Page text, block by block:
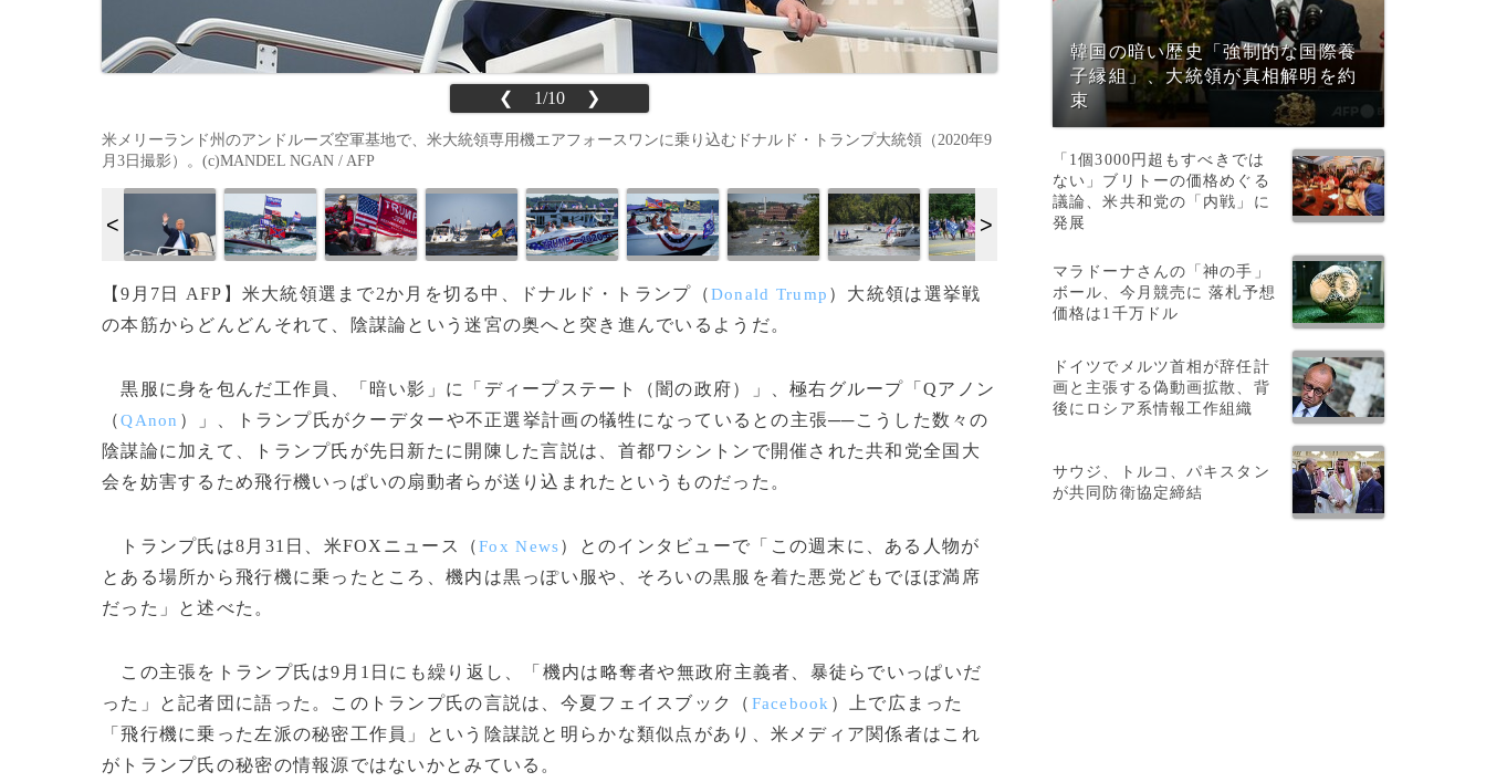
❮ 1/10 ❯
米メリーランド州のアンドルーズ空軍基地で、米大統領専用機エアフォースワンに乗り込むドナルド・トランプ大統領（2020年9
月3日撮影）。(c)MANDEL NGAN / AFP
【9月7日 AFP】米大統領選まで2か月を切る中、ドナルド・トランプ（Donald Trump ）大統領は選挙戦
の本筋からどんどんそれて、陰謀論という迷宮の奥へと突き進んでいるようだ。
黒服に身を包んだ工作員、「暗い影」に「ディープステート（闇の政府）」、極右グループ「Qアノン
（QAnon ）」、トランプ氏がクーデターや不正選挙計画の犠牲になっているとの主張──こうした数々の
陰謀論に加えて、トランプ氏が先日新たに開陳した言説は、首都ワシントンで開催された共和党全国大
会を妨害するため飛行機いっぱいの扇動者らが送り込まれたというものだった。
トランプ氏は8月31日、米FOXニュース（Fox News）とのインタビューで「この週末に、ある人物が
とある場所から飛行機に乗ったところ、機内は黒っぽい服や、そろいの黒服を着た悪党どもでほぼ満席
だった」と述べた。
この主張をトランプ氏は9月1日にも繰り返し、「機内は略奪者や無政府主義者、暴徒らでいっぱいだ
った」と記者団に語った。このトランプ氏の言説は、今夏フェイスブック（ Facebook ）上で広まった
「飛行機に乗った左派の秘密工作員」という陰謀説と明らかな類似点があり、米メディア関係者はこれ
がトランプ氏の秘密の情報源ではないかとみている。
韓国の暗い歴史「強制的な国際養
子縁組」、大統領が真相解明を約
束
「1個3000円超もすべきでは
ない」ブリトーの価格めぐる
議論、米共和党の「内戦」に
発展
マラドーナさんの「神の手」
ボール、今月競売に 落札予想
価格は1千万ドル
ドイツでメルツ首相が辞任計
画と主張する偽動画拡散、背
後にロシア系情報工作組織
サウジ、トルコ、パキスタン
が共同防衛協定締結